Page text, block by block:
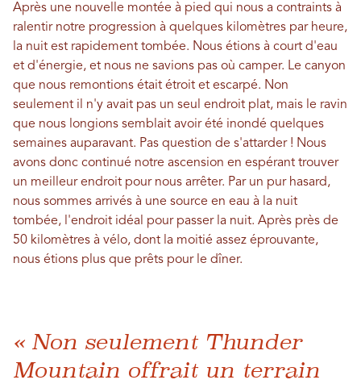
Après une nouvelle montée à pied qui nous a contraints à
ralentir notre progression à quelques kilomètres par heure,
la nuit est rapidement tombée. Nous étions à court d'eau
et d'énergie, et nous ne savions pas où camper. Le canyon
que nous remontions était étroit et escarpé. Non
seulement il n'y avait pas un seul endroit plat, mais le ravin
que nous longions semblait avoir été inondé quelques
semaines auparavant. Pas question de s'attarder ! Nous
avons donc continué notre ascension en espérant trouver
un meilleur endroit pour nous arrêter. Par un pur hasard,
nous sommes arrivés à une source en eau à la nuit
tombée, l'endroit idéal pour passer la nuit. Après près de
50 kilomètres à vélo, dont la moitié assez éprouvante,
nous étions plus que prêts pour le dîner.
« Non seulement Thunder
Mountain offrait un terrain